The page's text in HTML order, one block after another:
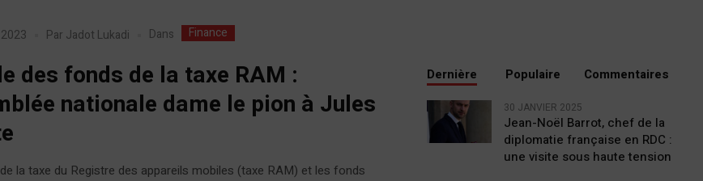
Par Jadot Lukadi Dans Finance
des fonds de la taxe RAM :
nationale dame le pion à Jules
la taxe du Registre des appareils mobiles (taxe RAM) et les fonds
Dernière Populaire Commentaires
30 JANVIER 2025
Jean-Noël Barrot, chef de la
diplomatie française en RDC :
une visite sous haute tension